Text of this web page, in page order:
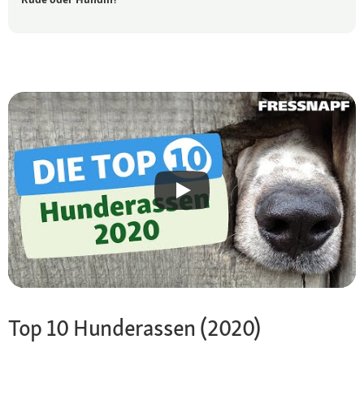
Top 10 Hunderassen (2020)